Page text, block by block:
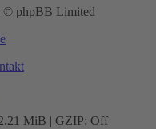
© phpBB Limited
MiB | GZIP: Off